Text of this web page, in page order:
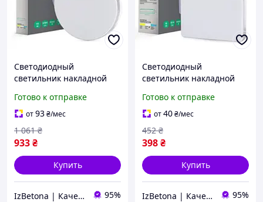
Cветодиодный
светильник накладной
х 4 см white
Готово к отправке
от93₴/мес
933₴
1 061 ₴
Купить
IzBetona | Качественные товары по доступным ценам 95%
Cветодиодный
светильник накладной
х 15 х 4 см white
Готово к отправке
от40₴/мес
398₴
452 ₴
Купить
IzBetona | Качественные товары по доступным ценам 95%